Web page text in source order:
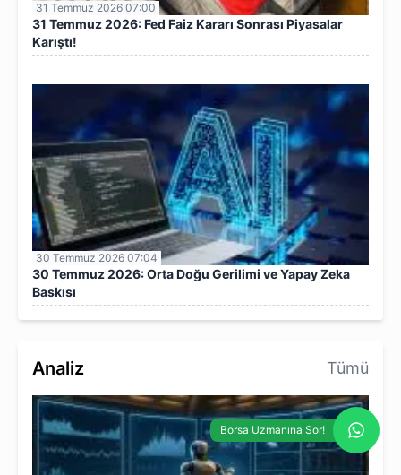
31 Temmuz 2026 07:00
31 Temmuz 2026: Fed Faiz Kararı Sonrası Piyasalar
Karıştı!
30 Temmuz 2026 07:04
30 Temmuz 2026: Orta Doğu Gerilimi ve Yapay Zeka
Baskısı
Analiz Tümü
Borsa Uzmanına Sor!